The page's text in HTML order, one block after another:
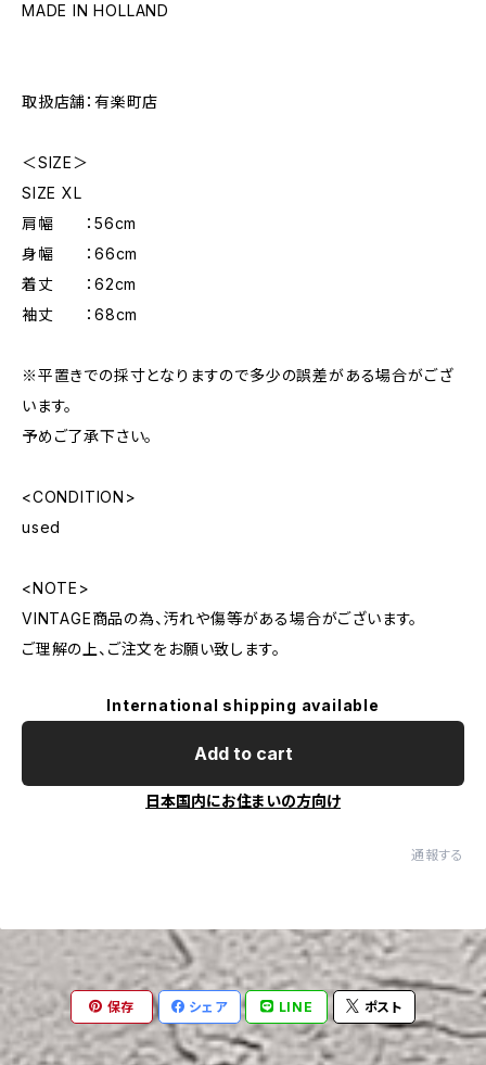
MADE IN HOLLAND
取扱店舗：有楽町店
＜SIZE＞
SIZE XL
肩幅 ：56cm
身幅 ：66cm
着丈 ：62cm
袖丈 ：68cm
※平置きでの採寸となりますので多少の誤差がある場合がござ
います。
予めご了承下さい。
<CONDITION>
used
<NOTE>
VINTAGE商品の為、汚れや傷等がある場合がございます。
ご理解の上、ご注文をお願い致します。
International shipping available
Add to cart
日本国内にお住まいの方向け
通報する
保存 シェア LINE ポスト